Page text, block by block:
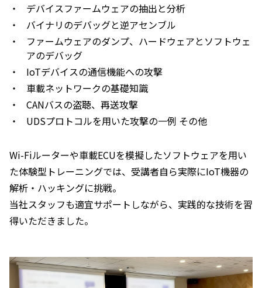
・
デバイスファームウェアの抽出と分析
・
バイナリのデバッグと逆アセンブル
・
ファームウェアのダンプ、ハードウェアとソフトウェ
アのデバッグ
・
IoTデバイスの通信機能への攻撃
・
車載ネットワークの基礎知識
・
CANバスの盗聴、再送攻撃
・
UDSプロトコルを用いた攻撃の一例 その他
Wi-Fiルーターや車載ECUを模擬したソフトウェアを用い
た体験型トレーニングでは、受講者自ら実際にIoT機器の
解析・ハッキングに挑戦。
当社スタッフも適宜サポートしながら、実践的な技術を習
得いただきました。